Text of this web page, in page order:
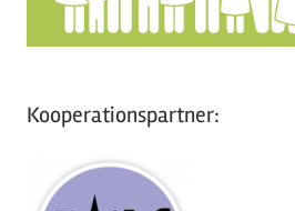
Kooperationspartner: